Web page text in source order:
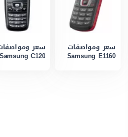
سعر ومواصفات
Samsung E1160
سعر
Samsung C120